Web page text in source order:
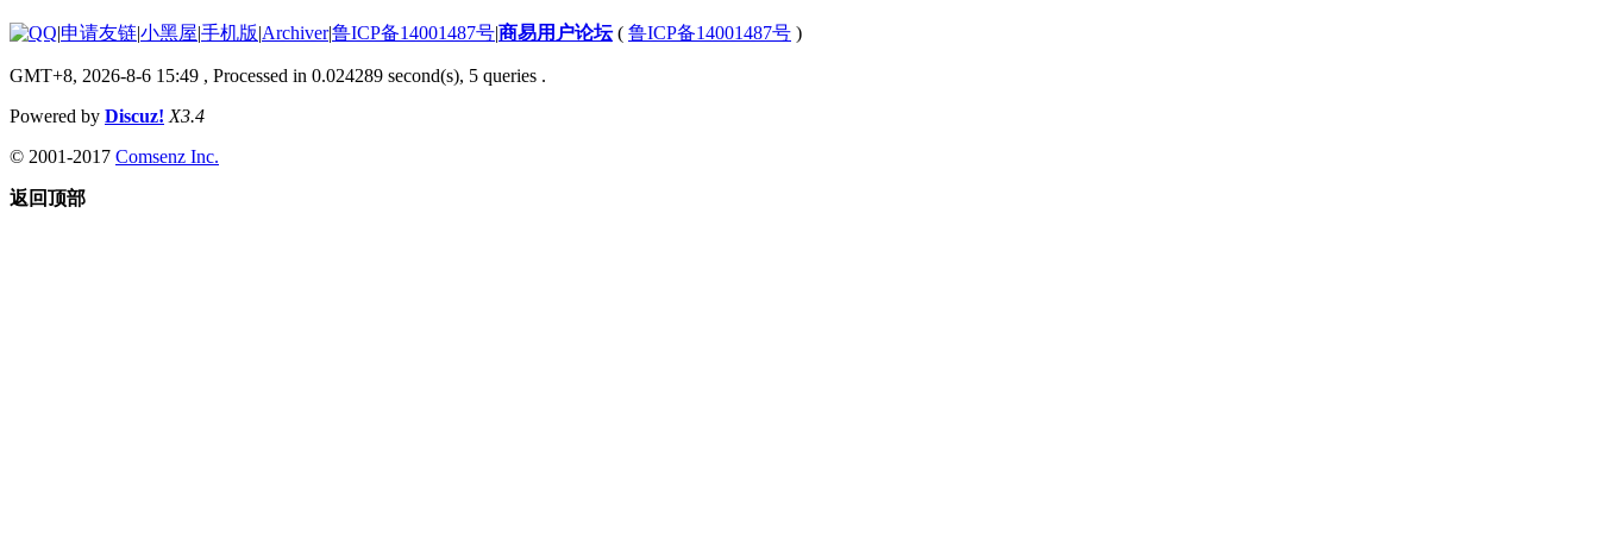
|申请友链|小黑屋|手机版|Archiver|鲁ICP备14001487号|商易用户论坛( 鲁ICP备14001487号 )
GMT+8, 2026-8-6 15:49 , Processed in 0.024289 second(s), 5 queries .
Powered by Discuz! X3.4
© 2001-2017 Comsenz Inc.
返回顶部